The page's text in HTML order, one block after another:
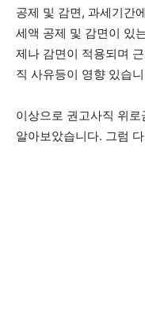
공제 및 감면, 과세기간
세액 공제 및 감면이 있
제나 감면이 적용되며
직 사유등이 영향 있습
이상으로 권고사직 위
알아보았습니다. 그럼